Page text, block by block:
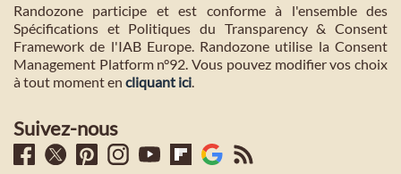
Randozone participe et est conforme à l'ensemble des
Spécifications et Politiques du Transparency & Consent
Framework de l'IAB Europe. Randozone utilise la Consent
Management Platform n°92. Vous pouvez modifier vos choix
à tout moment en cliquant ici
Suivez-nous